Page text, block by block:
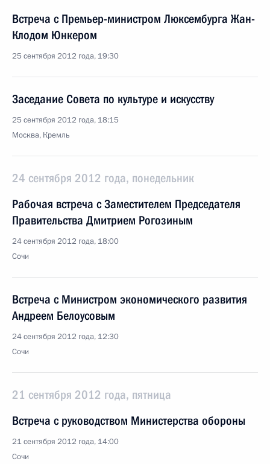
Встреча с Премьер-министром Люксембурга Жан-
Клодом Юнкером
25 сентября 2012 года, 19:30
Заседание Совета по культуре и искусству
25 сентября 2012 года, 18:15
Москва, Кремль
24 сентября 2012 года, понедельник
Рабочая встреча с Заместителем Председателя
Правительства Дмитрием Рогозиным
24 сентября 2012 года, 18:00
Сочи
Встреча с Министром экономического развития
Андреем Белоусовым
24 сентября 2012 года, 12:30
Сочи
21 сентября 2012 года, пятница
Встреча с руководством Министерства обороны
21 сентября 2012 года, 14:00
Сочи